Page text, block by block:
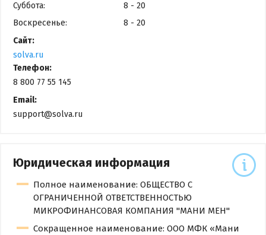
Суббота:
8 - 20
Воскресенье:
8 - 20
Сайт:
solva.ru
Телефон:
8 800 77 55 145
Email:
support@solva.ru
Юридическая информация
Полное наименование: ОБЩЕСТВО С
ОГРАНИЧЕННОЙ ОТВЕТСТВЕННОСТЬЮ
МИКРОФИНАНСОВАЯ КОМПАНИЯ "МАНИ МЕН"
Сокращенное наименование: ООО МФК «Мани